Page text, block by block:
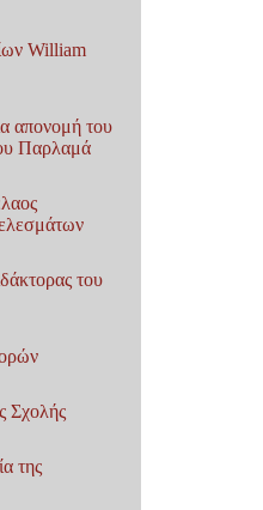
William
απονομή του
Παρλαμά
του
Σχολής
της